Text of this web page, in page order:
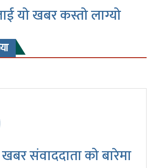
यो खबर कस्तो लाग्यो
संवाददाता को बारेमा